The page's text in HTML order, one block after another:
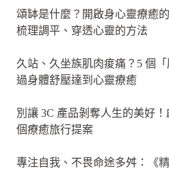
頌缽是什麼？開啟身心靈療癒
梳理調平、穿透心靈的方法
久站、久坐族肌肉痠痛？5 個
過身體舒壓達到心靈療癒
別讓 3C 產品剝奪人生的美好
個療癒旅行提案
專注自我、不畏命途多舛：《